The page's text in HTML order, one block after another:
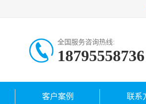
全国服务咨询热线:
18795558736
客户案例 联系